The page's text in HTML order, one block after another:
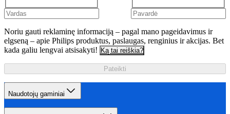
Noriu gauti reklaminę informaciją – pagal mano pageidavimus ir
elgseną – apie Philips produktus, paslaugas, renginius ir akcijas. Bet
kada galiu lengvai atsisakyti! Ką tai reiškia?
Pateikti
Naudotojų gaminiai